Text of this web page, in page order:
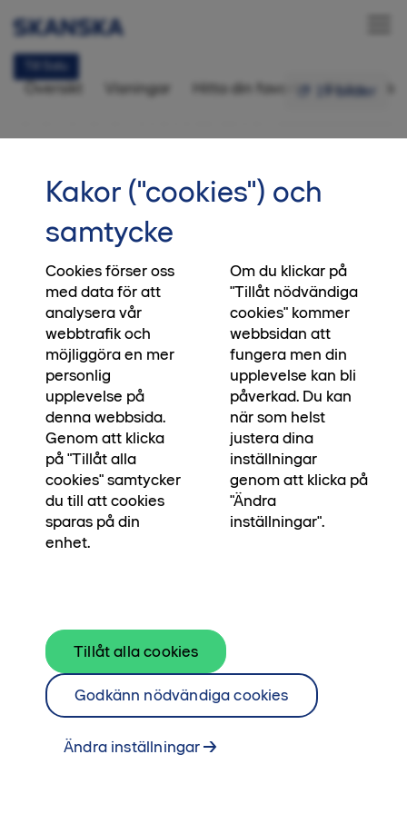
19 bilder
Till Salu
45,5 kvm
Intresseanmälan
Översikt Visningar Hitta din favorit Bilder
Flytta in idag eller om sex månader
Att köpa ett nytt hem ska kännas tryggt och
lustfyllt – aldrig stressande. I Mandelblomman
väntar inflyttningsklara hem på dig som vill flytta
in i din egen takt, alltifrån idag till om sex
månader. Det innebär att du i lugn och ro kan
sälja din gamla bostad och förbereda din flytt.
Och skulle försäljningen gå snabbare än du
räknat med, ja då står lägenheten redo för dig.
Notera att erbjudandet följer varje trapphus
planerade inflyttningstid. Kontakta din mäklare
för att boka en tid för visning.
Se bostäder till salu
Kontakta mäklare
Kakor ("cookies") och
samtycke
Cookies förser oss
med data för att
analysera vår
webbtrafik och
möjliggöra en mer
personlig
upplevelse på
denna webbsida.
Genom att klicka
på "Tillåt alla
cookies" samtycker
du till att cookies
sparas på din
enhet.
Om du klickar på
"Tillåt nödvändiga
cookies" kommer
webbsidan att
fungera men din
upplevelse kan bli
påverkad. Du kan
när som helst
justera dina
inställningar
genom att klicka på
"Ändra
inställningar".
Ändra inställningar
Godkänn nödvändiga cookies
Tillåt alla cookies